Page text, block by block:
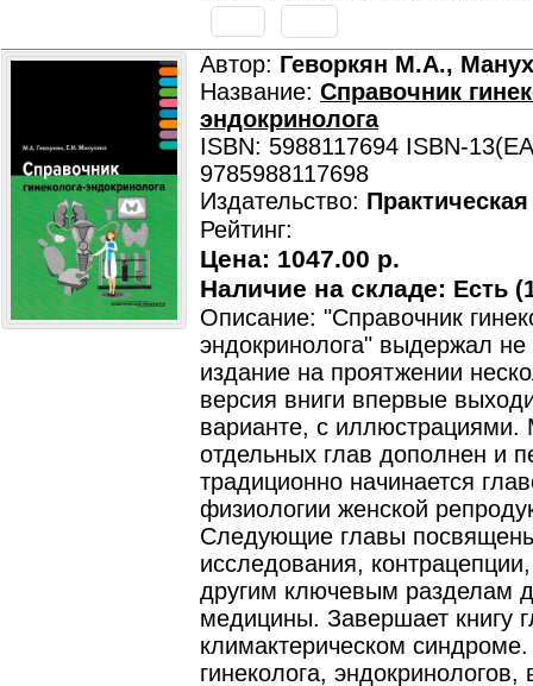
Автор: Геворкян М.А.,
Название: Справочник
эндокринолога
ISBN: 5988117694 ISBN-
9785988117698
Издательство:
Рейтинг:
Цена: 1047.00 р.
Наличие на складе: Есть
Описание: "Справочник
эндокринолога" выдержал
издание на проятжении
версия вниги впервые
варианте, с иллюстрациями.
отдельных глав дополнен и
традиционно начинается
физиологии женской
Следующие главы
исследования,
другим ключевым разделам
медицины. Завершает книгу
климактерическом
гинеколога,